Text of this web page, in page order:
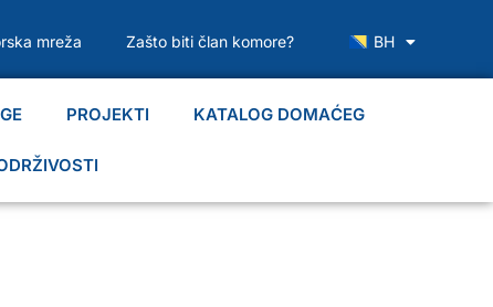
mreža Zašto biti član komore? BH
PROJEKTI KATALOG DOMAĆEG